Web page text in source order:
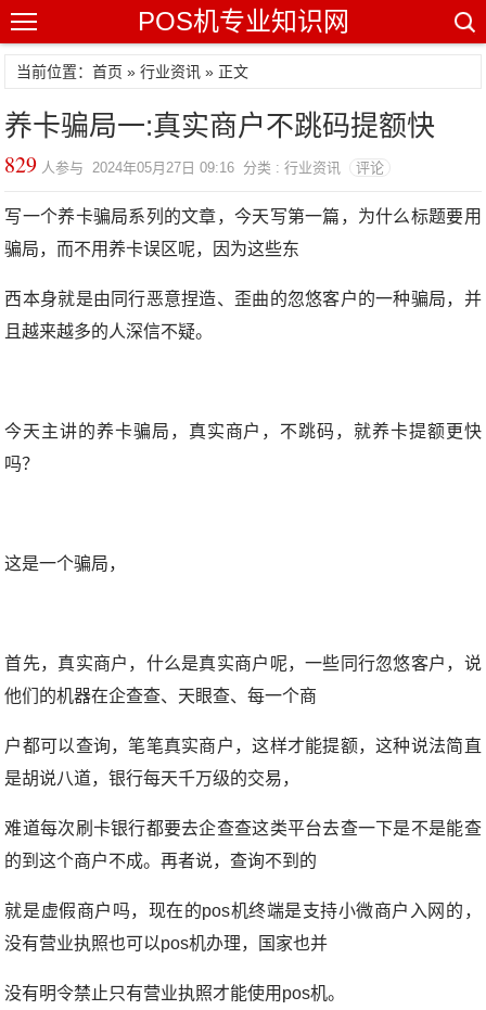
POS机专业知识网
当前位置：首页 »行业资讯 » 正文
养卡骗局一:真实商户不跳码提额快
829 人参与 2024年05月27日 09:16 分类 : 行业资讯 评论
写一个养卡骗局系列的文章，今天写第一篇，为什么标题要用
骗局，而不用养卡误区呢，因为这些东
西本身就是由同行恶意捏造、歪曲的忽悠客户的一种骗局，并
且越来越多的人深信不疑。
今天主讲的养卡骗局，真实商户，不跳码，就养卡提额更快
吗？
这是一个骗局，
首先，真实商户，什么是真实商户呢，一些同行忽悠客户，说
他们的机器在企查查、天眼查、每一个商
户都可以查询，笔笔真实商户，这样才能提额，这种说法简直
是胡说八道，银行每天千万级的交易，
难道每次刷卡银行都要去企查查这类平台去查一下是不是能查
的到这个商户不成。再者说，查询不到的
就是虚假商户吗，现在的pos机终端是支持小微商户入网的，
没有营业执照也可以pos机办理，国家也并
没有明令禁止只有营业执照才能使用pos机。